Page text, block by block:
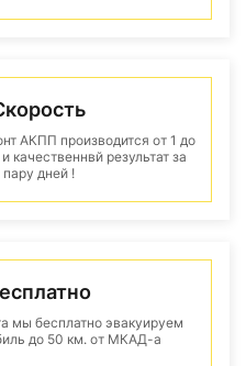
АКПП производится от 1 до
качественнвй результат за
пару дней !
мы бесплатно эвакуируем
до 50 км. от МКАД-а